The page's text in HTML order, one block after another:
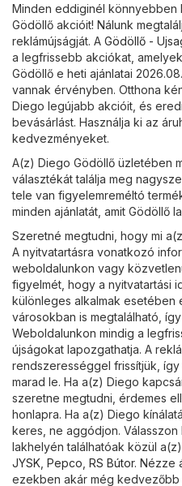
Minden eddiginél könnyebben
Gödöllő akcióit! Nálunk
reklámújságját. A Gödöllő -
a legfrissebb akciókat,
Gödöllő e heti ajánlatai
vannak érvényben. Otthona
Diego legújabb akcióit, és
bevásárlást. Használja ki az
kedvezményeket.
A(z) Diego Gödöllő üzletében
választékát találja meg
tele van figyelemreméltó
minden ajánlatát, amit Gödöllő
Szeretné megtudni, hogy mi
A nyitvatartásra vonatkozó
weboldalunkon vagy
figyelmét, hogy a nyitvatartási
különleges alkalmak esetében
városokban is megtalálható,
Weboldalunkon mindig a
újságokat lapozgathatja. A
rendszerességgel frissítjük,
marad le. Ha a(z) Diego
szeretne megtudni, érdemes
honlapra. Ha a(z) Diego
keres, ne aggódjon.
lakhelyén találhatóak közül a(z)
JYSK Pepco RS Bútor. Nézze
ezekben akár még kedvezőbb